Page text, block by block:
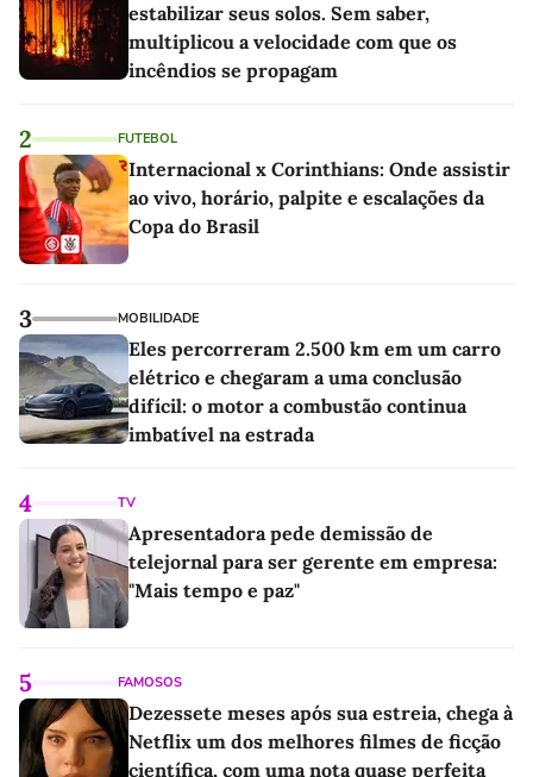
estabilizar seus solos. Sem saber,
multiplicou a velocidade com que os
incêndios se propagam
2 FUTEBOL
Internacional x Corinthians: Onde assistir
ao vivo, horário, palpite e escalações da
Copa do Brasil
3 MOBILIDADE
Eles percorreram 2.500 km em um carro
elétrico e chegaram a uma conclusão
difícil: o motor a combustão continua
imbatível na estrada
4 TV
Apresentadora pede demissão de
telejornal para ser gerente em empresa:
"Mais tempo e paz"
5 FAMOSOS
Dezessete meses após sua estreia, chega à
Netflix um dos melhores filmes de ficção
científica, com uma nota quase perfeita